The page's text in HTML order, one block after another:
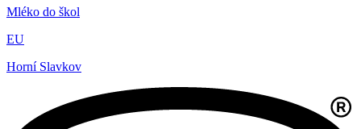
Mléko do škol
EU
Horní Slavkov